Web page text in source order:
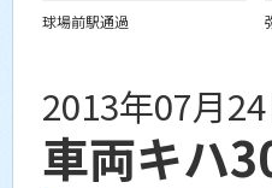
球場前駅通過
2013年07月24
車両キハ